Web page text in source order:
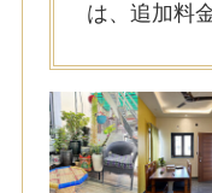
は、追加料